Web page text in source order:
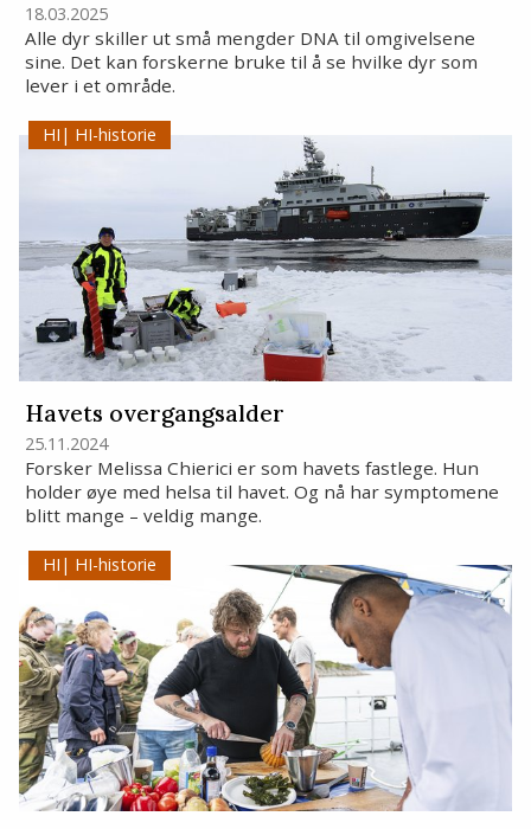
18.03.2025
Alle dyr skiller ut små mengder DNA til omgivelsene
sine. Det kan forskerne bruke til å se hvilke dyr som
lever i et område.
HI-historie
Havets overgangsalder
25.11.2024
Forsker Melissa Chierici er som havets fastlege. Hun
holder øye med helsa til havet. Og nå har symptomene
blitt mange – veldig mange.
HI-historie